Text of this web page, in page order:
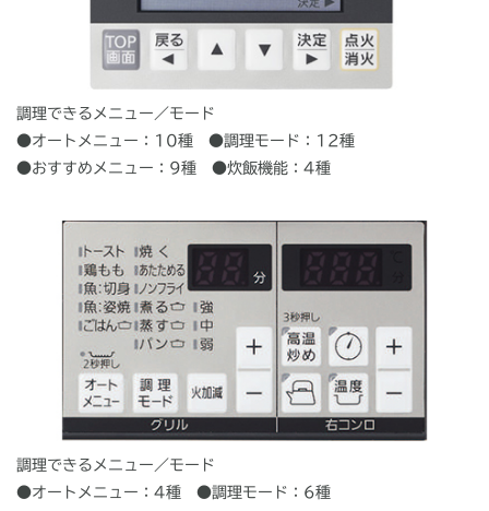
調理できるメニュー／モード
●オートメニュー：10種 ●調理モード：12種
●おすすめメニュー：9種 ●炊飯機能：4種
調理できるメニュー／モード
●オートメニュー：4種 ●調理モード：6種